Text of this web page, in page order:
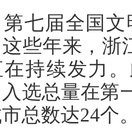
届全国文
些年来，浙
在持续发力
选总量在第
总数达24个